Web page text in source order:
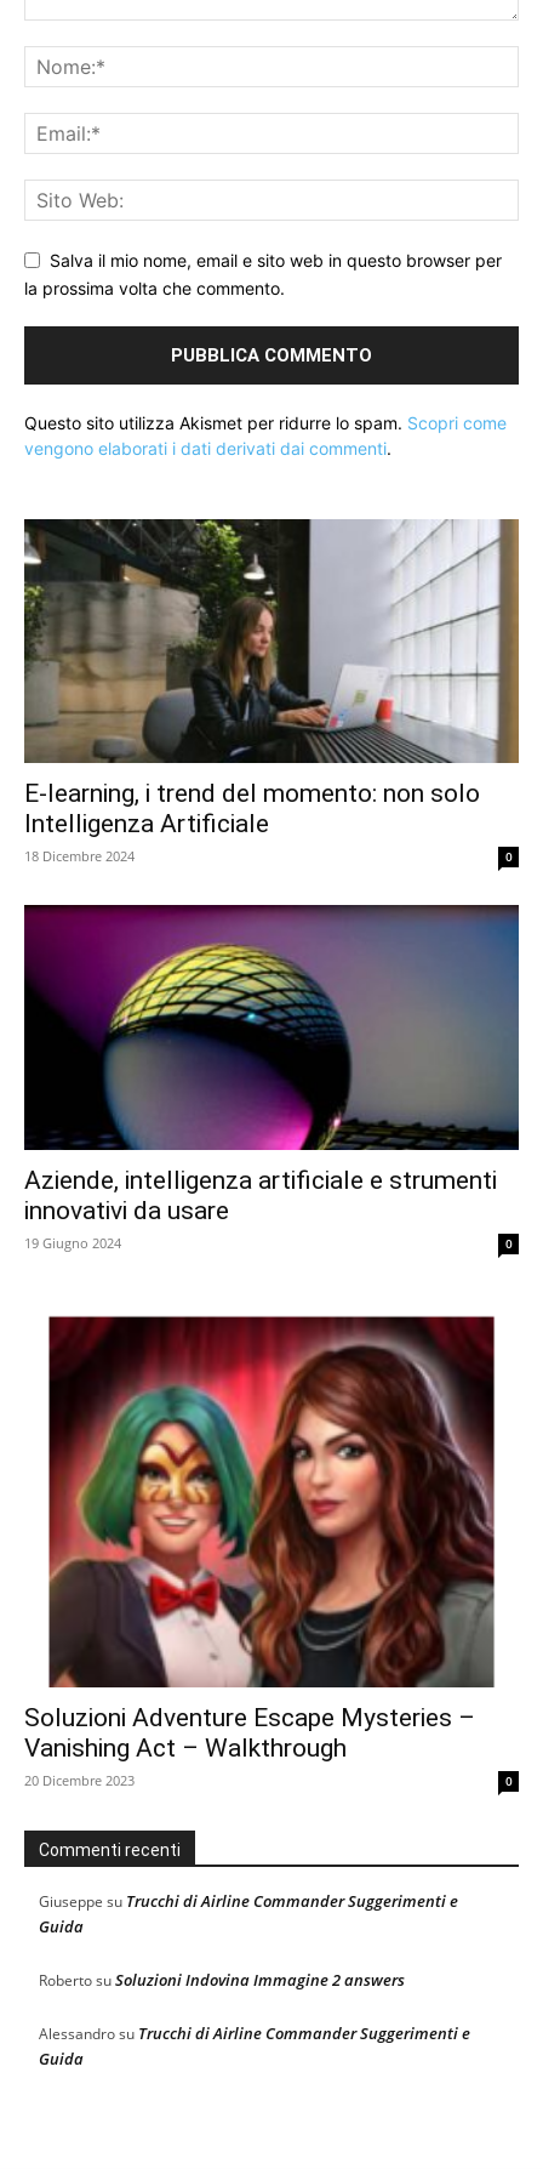
Salva il mio nome, email e sito web in questo browser per
la prossima volta che commento.
Questo sito utilizza Akismet per ridurre lo spam. Scopri come
vengono elaborati i dati derivati dai commenti.
E-learning, i trend del momento: non solo
Intelligenza Artificiale
18 Dicembre 2024 0
Aziende, intelligenza artificiale e strumenti
innovativi da usare
19 Giugno 2024 0
Soluzioni Adventure Escape Mysteries –
Vanishing Act – Walkthrough
20 Dicembre 2023 0
Commenti recenti
Giuseppe su Trucchi di Airline Commander Suggerimenti e
Guida
RobertosuSoluzioni Indovina Immagine 2 answers
Alessandrosu Trucchi di Airline Commander Suggerimenti e
Guida